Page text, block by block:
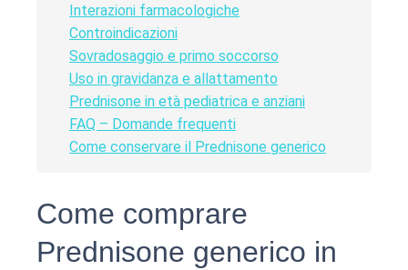
Interazioni farmacologiche
Controindicazioni
Sovradosaggio e primo soccorso
Uso in gravidanza e allattamento
Prednisone in età pediatrica e anziani
FAQ – Domande frequenti
Come conservare il Prednisone generico
Come comprare
Prednisone generico in